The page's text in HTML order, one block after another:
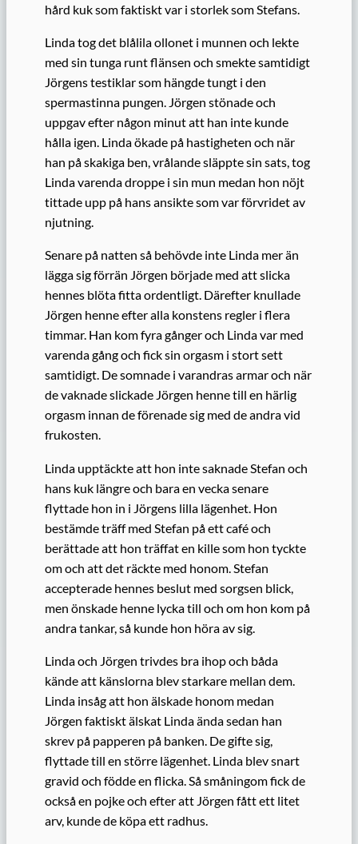
hård kuk som faktiskt var i storlek som Stefans.
Linda tog det blålila ollonet i munnen och lekte
med sin tunga runt flänsen och smekte samtidigt
Jörgens testiklar som hängde tungt i den
spermastinna pungen. Jörgen stönade och
uppgav efter någon minut att han inte kunde
hålla igen. Linda ökade på hastigheten och när
han på skakiga ben, vrålande släppte sin sats, tog
Linda varenda droppe i sin mun medan hon nöjt
tittade upp på hans ansikte som var förvridet av
njutning.
Senare på natten så behövde inte Linda mer än
lägga sig förrän Jörgen började med att slicka
hennes blöta fitta ordentligt. Därefter knullade
Jörgen henne efter alla konstens regler i flera
timmar. Han kom fyra gånger och Linda var med
varenda gång och fick sin orgasm i stort sett
samtidigt. De somnade i varandras armar och när
de vaknade slickade Jörgen henne till en härlig
orgasm innan de förenade sig med de andra vid
frukosten.
Linda upptäckte att hon inte saknade Stefan och
hans kuk längre och bara en vecka senare
flyttade hon in i Jörgens lilla lägenhet. Hon
bestämde träff med Stefan på ett café och
berättade att hon träffat en kille som hon tyckte
om och att det räckte med honom. Stefan
accepterade hennes beslut med sorgsen blick,
men önskade henne lycka till och om hon kom på
andra tankar, så kunde hon höra av sig.
Linda och Jörgen trivdes bra ihop och båda
kände att känslorna blev starkare mellan dem.
Linda insåg att hon älskade honom medan
Jörgen faktiskt älskat Linda ända sedan han
skrev på papperen på banken. De gifte sig,
flyttade till en större lägenhet. Linda blev snart
gravid och födde en flicka. Så småningom fick de
också en pojke och efter att Jörgen fått ett litet
arv, kunde de köpa ett radhus.